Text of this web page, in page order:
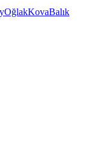
OğlakKovaBalık